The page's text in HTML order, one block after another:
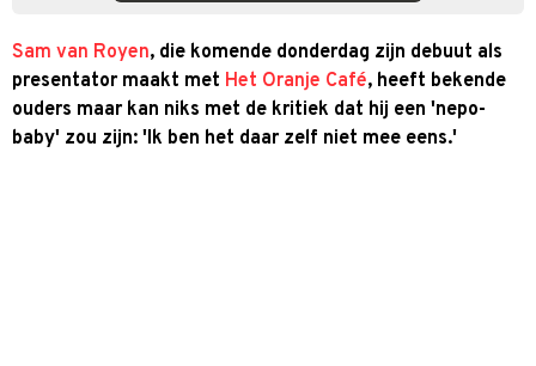
Sam van Royen, die komende donderdag zijn debuut als
presentator maakt met Het Oranje Café, heeft bekende
ouders maar kan niks met de kritiek dat hij een 'nepo-
baby' zou zijn: 'Ik ben het daar zelf niet mee eens.'